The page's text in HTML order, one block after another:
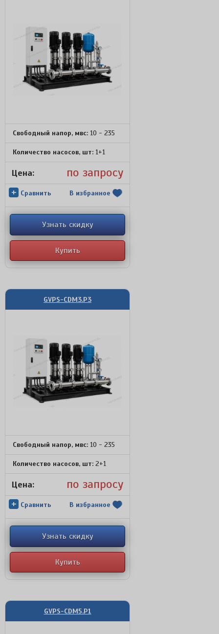
Свободный напор, мвс: 10 - 235
Количество насосов, шт: 1+1
Цена: по запросу
+ Сравнить В избранное
Узнать скидку
Купить
GVPS-CDM3.P3
Свободный напор, мвс: 10 - 235
Количество насосов, шт: 2+1
Цена: по запросу
+ Сравнить В избранное
Узнать скидку
Купить
GVPS-CDM5.P1